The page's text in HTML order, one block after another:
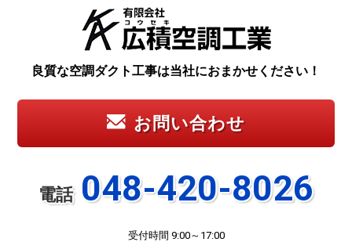
良質な空調ダクト工事は当社におまかせください！
お問い合わせ
電話 048-420-8026
受付時間 9:00～17:00